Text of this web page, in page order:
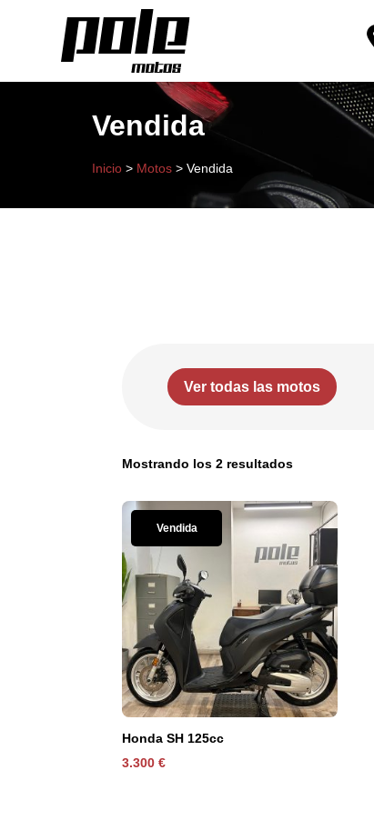
Vendida
Inicio> Motos> Vendida
Ver todas las motos
Mostrando los 2 resultadosOrdenado
los
últimos
Vendida
Honda SH 125cc
3.300€